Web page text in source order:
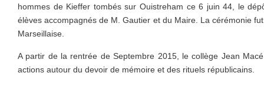
hommes de Kieffer tombés sur Ouistreham ce 6 juin 44, le
élèves accompagnés de M. Gautier et du Maire. La cérémonie
Marseillaise.
A partir de la rentrée de Septembre 2015, le collège Jean
actions autour du devoir de mémoire et des rituels républicains.